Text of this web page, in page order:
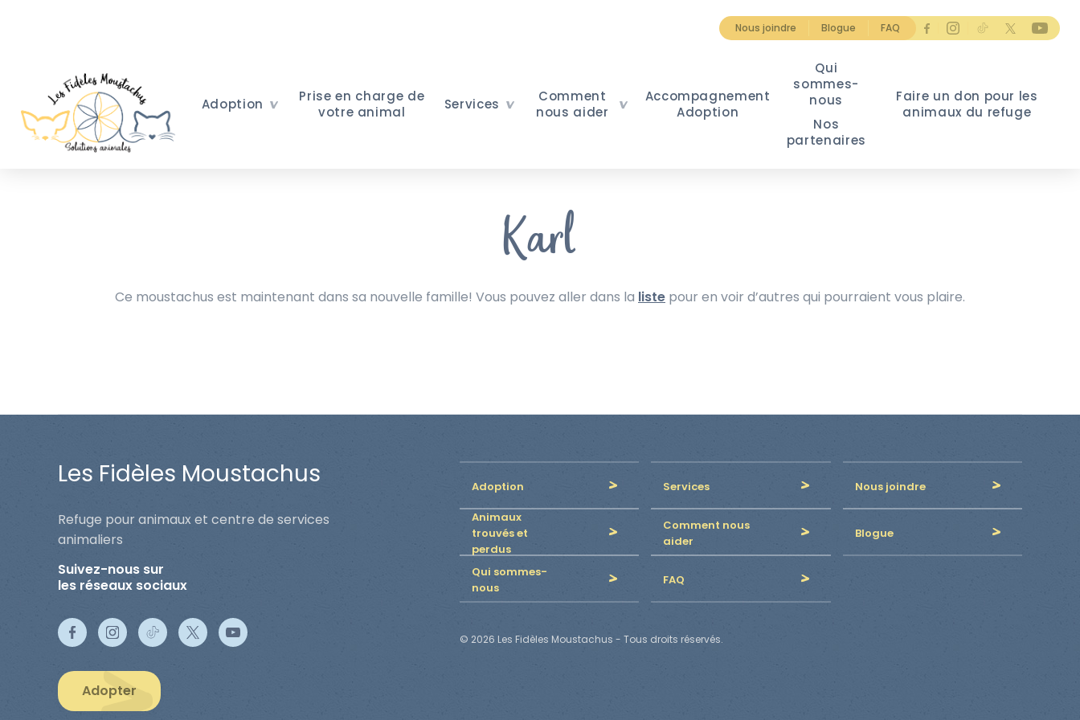
Nous joindre Blogue FAQ
Adoption
Prise en charge de
votre animal
Services
Comment
nous aider
Accompagnement
Adoption
Qui
sommes-
nous
Nos
partenaires
Faire un don pour les
animaux du refuge
Karl
Ce moustachus est maintenant dans sa nouvelle famille! Vous pouvez aller dans la liste pour en voir d’autres qui pourraient vous plaire.
Les Fidèles Moustachus
Refuge pour animaux et centre de services
animaliers
Suivez-nous sur
les réseaux sociaux
Adopter
Adoption Services
Nous joindre
Animaux
trouvés et
perdus
Comment nous
aider
Blogue
Qui sommes-
nous
FAQ
© 2026 Les Fidèles Moustachus - Tous droits réservés.